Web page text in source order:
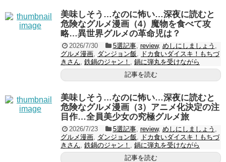
美味しそう…なのに怖い…深夜に読むと
危険なグルメ漫画（4）魔物を食べて攻
略…異世界グルメの革命児は？
2026/7/30 5選記事, review, めしにしましょう ,
グルメ漫画, ダンジョン飯, ドカ食いダイスキ！もちづ
きさん, 鉄鍋のジャン！ , 鍋に弾丸を受けながら
記事を読む
美味しそう…なのに怖い…深夜に読むと
危険なグルメ漫画（3）アニメ化決定の注
目作…全員美少女の究極グルメ旅
2026/7/23 5選記事, review, めしにしましょう ,
グルメ漫画, ダンジョン飯, ドカ食いダイスキ！もちづ
きさん, 鉄鍋のジャン！ , 鍋に弾丸を受けながら
記事を読む